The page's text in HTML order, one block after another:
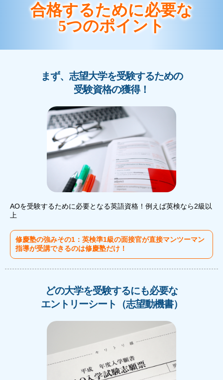
合格するために必要な
5つのポイント
まず、志望大学を受験するための
受験資格の獲得！
AOを受験するために必要となる英語資格！例えば英検なら2級以
上
修慶塾の強みその1：英検準1級の面接官が直接マンツーマン
指導が受講できるのは修慶塾だけ！
どの大学を受験するにも必要な
エントリーシート（志望動機書）